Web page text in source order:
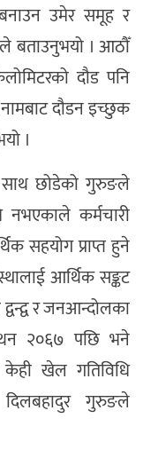
उमेर समूह र
बताउनुभयो । आठौँ
दौड पनि
दौडन इच्छुक
।
साथ छोडेको गुरुङले
नभएकाले कर्मचारी
सहयोग प्राप्त हुने
आर्थिक सङ्कट
र जनआन्दोलका
२०६७ पछि भने
केही खेल गतिविधि
दिलबहादुर गुरुङले